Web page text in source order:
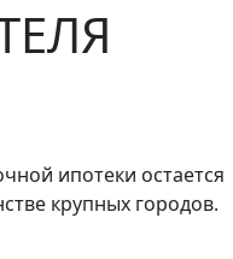
ипотеки остается
крупных городов.